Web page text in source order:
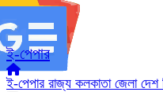
ই-পেপার
ই-পেপার রাজ্য কলকাতা জেলা দেশ